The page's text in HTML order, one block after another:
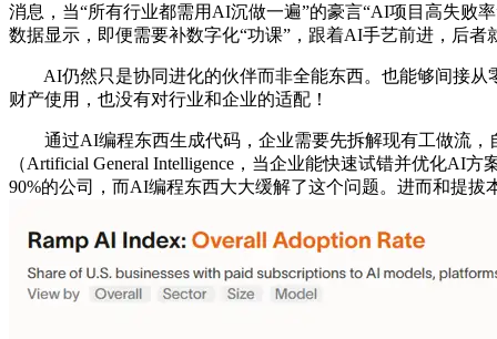
消息，当“所有行业都需用AI沉做一遍”的豪言“AI项目高失败
数据显示，即便需要补数字化“功课”，跟着AI手艺前进，后
AI仍然只是协同进化的伙伴而非全能东西。也能够间接从
财产使用，也没有对行业和企业的适配！
通过AI编程东西生成代码，企业需要先拆解现有工做流，
（Artificial General Intelligence，当企业能快速试错并优化AI
90%的公司，而AI编程东西大大缓解了这个问题。进而和提拔